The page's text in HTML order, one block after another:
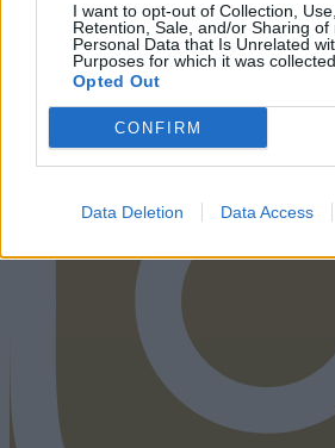
I want to opt-out of Collection, Use,
Retention, Sale, and/or Sharing of
Personal Data that Is Unrelated
Purposes for which it was collected.
Opted Out
CONFIRM
Data Deletion Data Access